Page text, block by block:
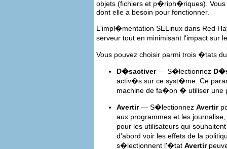
objets (fichiers et p�riph�riques).
dont elle a besoin pour fonctionner.
L'impl�mentation SELinux dans Red
serveur tout en minimisant l'impact sur
Vous pouvez choisir parmi trois �tats
D�sactiver— S�lectionnez
activ�s sur ce syst�me. Ce
machine de fa�on � utiliser
Avertir— S�lectionnez Avertir
aux programmes et les
pour les utilisateurs qui
d'abord voir les effets de la
s�lectionnent l'�tat Avertir